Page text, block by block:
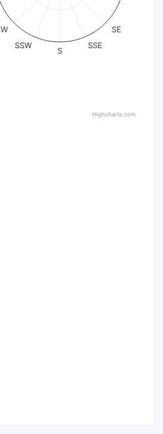
SE
SSE
S
SSW
Highcharts.com